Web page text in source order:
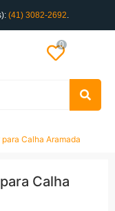
(41) 3082-2692.
0
Calha Aramada
Calha